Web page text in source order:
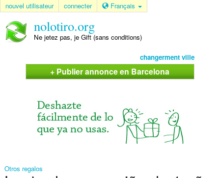
nouvel utilisateur connecter Français
nolotiro.org
Ne jetez pas, je Gift (sans conditions)
changerment ville
+ Publier annonce en Barcelona
Otros regalos